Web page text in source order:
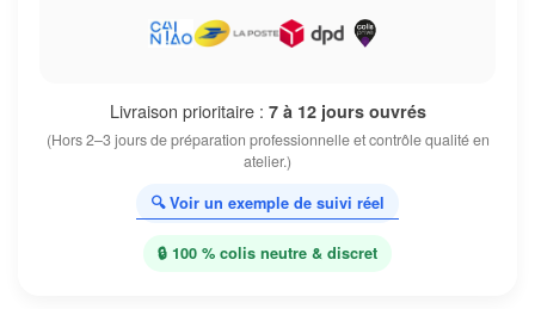
Livraison prioritaire : 7 à 12 jours ouvrés
(Hors 2–3 jours de préparation professionnelle et contrôle qualité en
atelier.)
🔍 Voir un exemple de suivi réel
🔒 100 % colis neutre & discret